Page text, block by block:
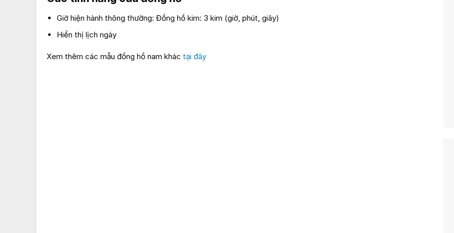
Giờ hiện hành thông thường: Đồng hồ kim: 3 kim (giờ, phút, giây)
Hiển thị lịch ngày
Xem thêm các mẫu đồng hồ nam khác tại đây